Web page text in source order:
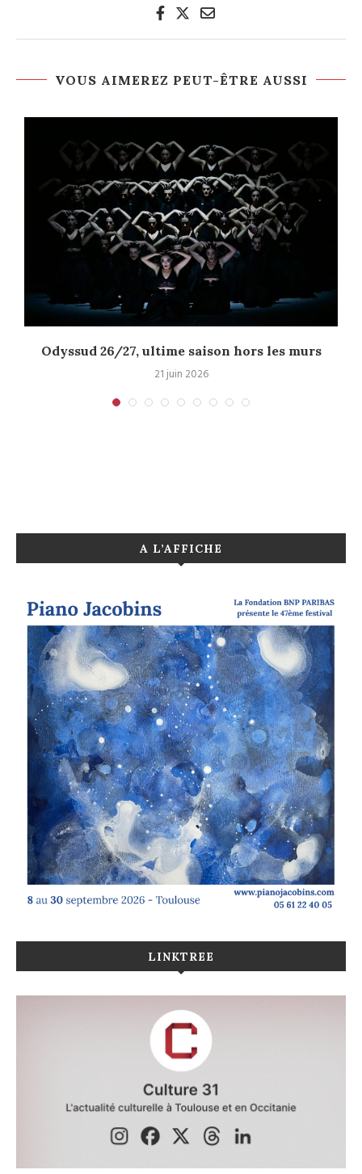
VOUS AIMEREZ PEUT-ÊTRE AUSSI
Odyssud 26/27, ultime saison hors les murs
21 juin 2026
A L’AFFICHE
LINKTREE